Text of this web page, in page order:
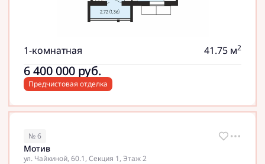
1-комнатная 41.75 м2
6 400 000 руб.
Предчистовая отделка
№ 6
Мотив
ул. Чайкиной, 60.1, Секция 1, Этаж 2